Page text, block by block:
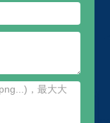
，最大大